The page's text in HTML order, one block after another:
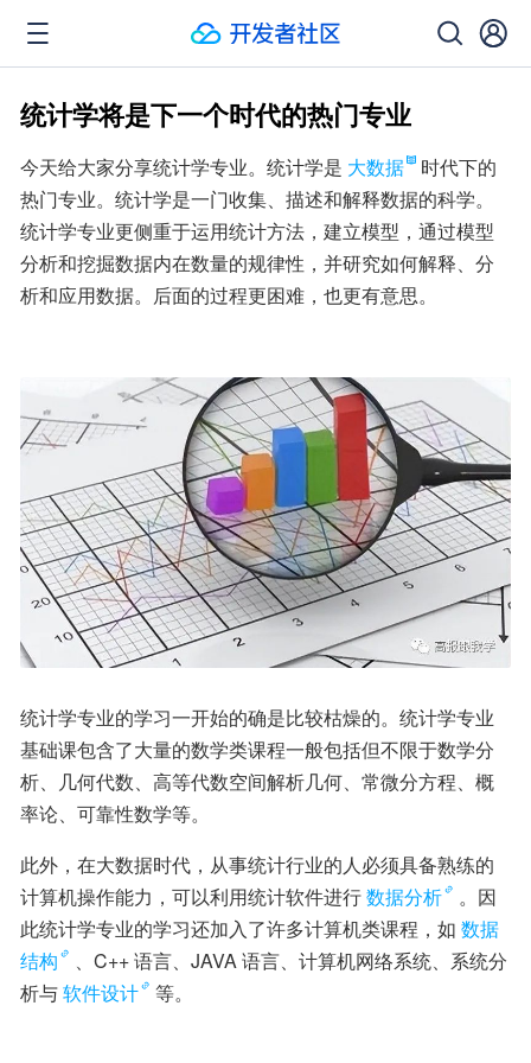
统计学将是下一个时代的热门专业
今天给大家分享统计学专业。统计学是 大数据
时代下的
热门专业。统计学是一门收集、描述和解释数据的科学。
统计学专业更侧重于运用统计方法，建立模型，通过模型
分析和挖掘数据内在数量的规律性，并研究如何解释、分
析和应用数据。后面的过程更困难，也更有意思。
统计学专业的学习一开始的确是比较枯燥的。统计学专业
基础课包含了大量的数学类课程一般包括但不限于数学分
析、几何代数、高等代数空间解析几何、常微分方程、概
率论、可靠性数学等。
此外，在大数据时代，从事统计行业的人必须具备熟练的
计算机操作能力，可以利用统计软件进行数据分析
。因
此统计学专业的学习还加入了许多计算机类课程，如 数据
结构
、C++ 语言、JAVA 语言、计算机网络系统、系统分
析与软件设计 等。